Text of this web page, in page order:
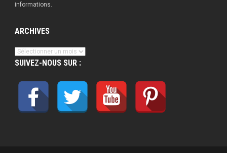
informations.
ARCHIVES
Archives
SUIVEZ-NOUS SUR :